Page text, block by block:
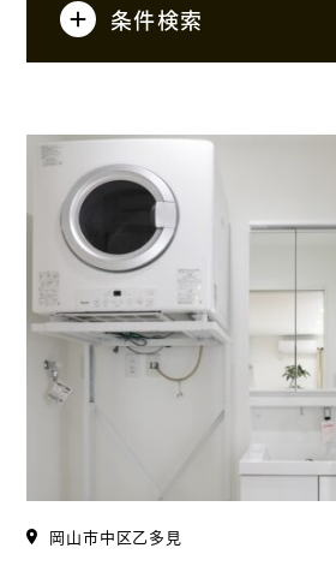
条件検索
すべて
断熱リフォーム
キッチン・LDKリフォーム
水まわりリフォーム
屋根・外壁・外装リフォーム
太陽光リフォーム
リフォーム
屋外・外壁リフォーム
岡山市中区乙多見